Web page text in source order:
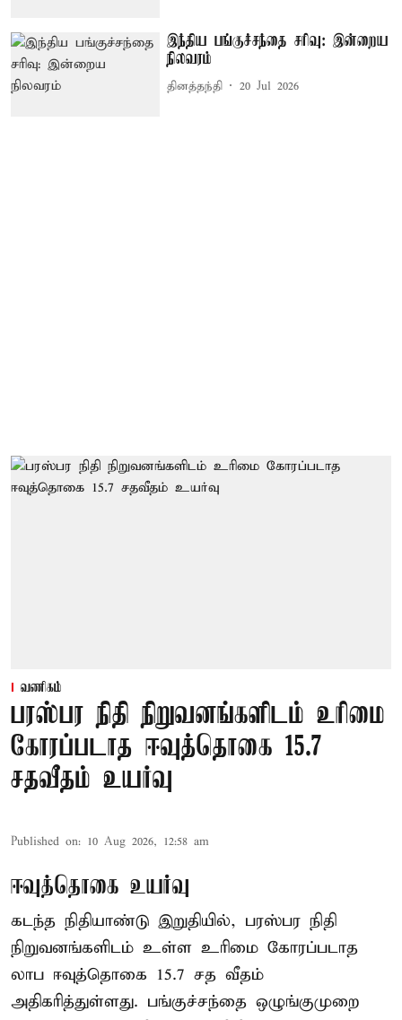
இந்திய பங்குச்சந்தை சரிவு: இன்றைய
நிலவரம்
தினத்தந்தி 20 Jul 2026
வணிகம்
பரஸ்பர நிதி நிறுவனங்களிடம் உரிமை
கோரப்படாத ஈவுத்தொகை 15.7
சதவீதம் உயர்வு
Published on: 10 Aug 2026, 12:58 am
ஈவுத்தொகை உயர்வு
கடந்த நிதியாண்டு இறுதியில், பரஸ்பர நிதி
நிறுவனங்களிடம் உள்ள உரிமை கோரப்படாத
லாப ஈவுத்தொகை 15.7 சத வீதம்
அதிகரித்துள்ளது. பங்குச்சந்தை ஒழுங்குமுறை